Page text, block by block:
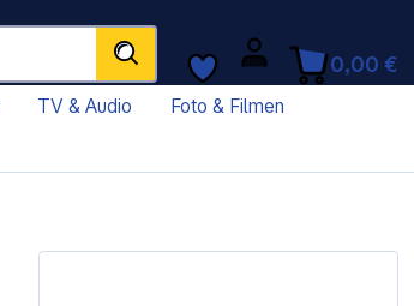
0,00 €
TV & Audio
Foto & Filmen